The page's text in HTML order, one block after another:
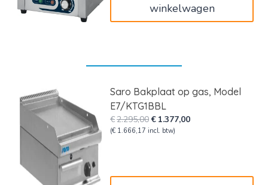
winkelwagen
Saro Bakplaat op gas, Model
E7/KTG1BBL
€2.295,00Oorspronkelijke
prijs
€ 1.377,00Huidige
(€ 1.666,17 incl. btw)